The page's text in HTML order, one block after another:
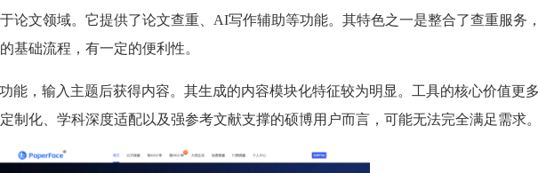
论文领域。它提供了论文查重、AI写作辅助等功能。其特色之一是整合了查重服务，
基础流程，有一定的便利性。
能，输入主题后获得内容。其生成的内容模块化特征较为明显。工具的核心价值更
制化、学科深度适配以及强参考文献支撑的硕博用户而言，可能无法完全满足需求。